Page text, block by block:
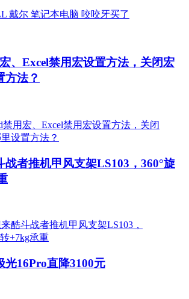
、Excel禁用宏设置方法，关闭宏
方法？
战者推机甲风支架LS103，360°旋
光16Pro直降3100元